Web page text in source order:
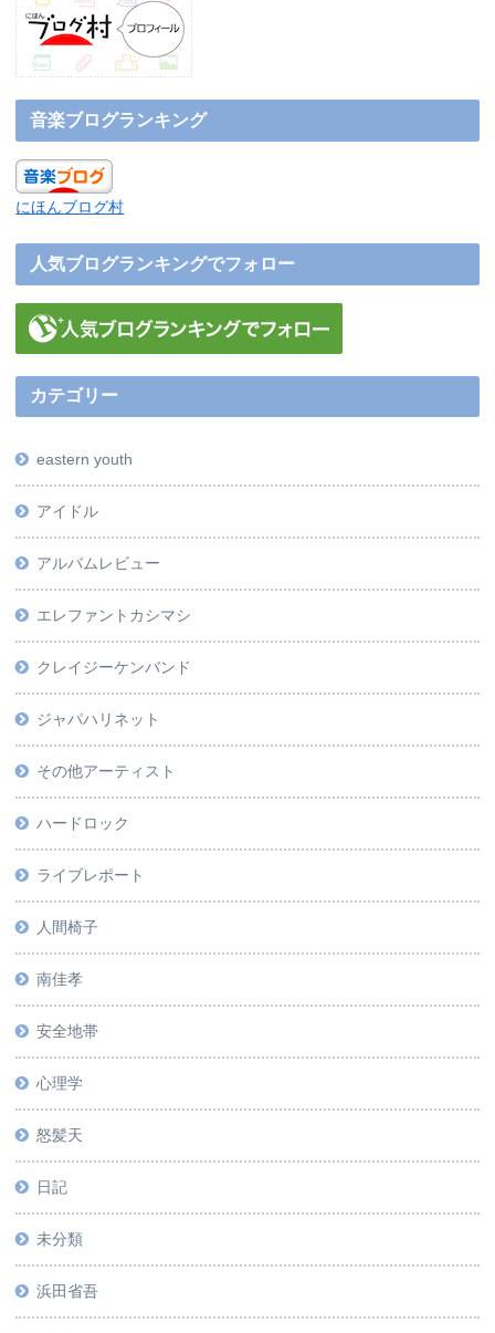
音楽ブログランキング
にほんブログ村
人気ブログランキングでフォロー
カテゴリー
eastern youth
アイドル
アルバムレビュー
エレファントカシマシ
クレイジーケンバンド
ジャパハリネット
その他アーティスト
ハードロック
ライブレポート
人間椅子
南佳孝
安全地帯
心理学
怒髪天
日記
未分類
浜田省吾